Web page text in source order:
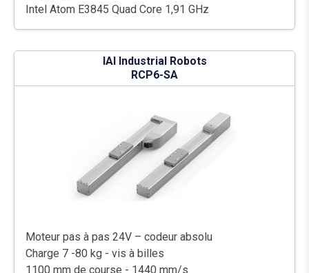
Intel Atom E3845 Quad Core 1,91 GHz
IAI Industrial Robots
RCP6-SA
Moteur pas à pas 24V – codeur absolu
Charge 7 -80 kg - vis à billes
1100 mm de course - 1440 mm/s